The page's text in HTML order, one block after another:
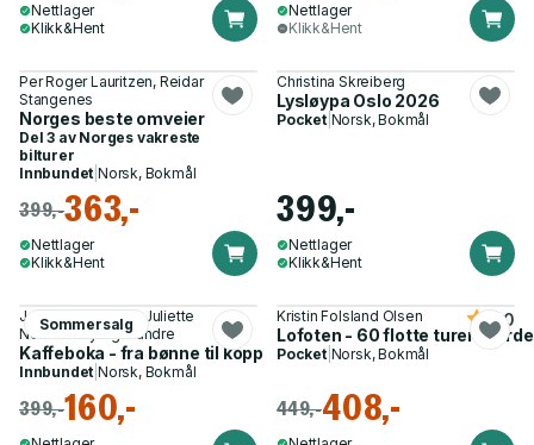
Nettlager
Klikk&Hent
Nettlager
Klikk&Hent
Per Roger Lauritzen, Reidar
Stangenes
Norges beste omveier
Del 3 av Norges vakreste
bilturer
Innbundet |Norsk, Bokmål
399,-363,-
Nettlager
Klikk&Hent
Christina Skreiberg
Lysløypa Oslo 2026
Pocket| Norsk, Bokmål
399,-
Nettlager
Klikk&Hent
Sommersalg
James Hoffmann, Juliette
Norsworthy og 3 andre
Kaffeboka - fra bønne til kopp
Innbundet |Norsk, Bokmål
399,-160,-
Kristin Folsland Olsen
Lofoten - 60 flotte turer i
5.0
Pocket| Norsk, Bokmål
449,-408,-